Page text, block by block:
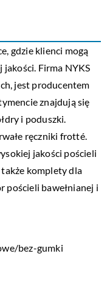
gdzie klienci mogą
Firma NYKS
jest producentem
znajdują się
i poduszki.
ręczniki frotté.
jakości pościeli
komplety dla
pościeli bawełnianej i
bez-gumki